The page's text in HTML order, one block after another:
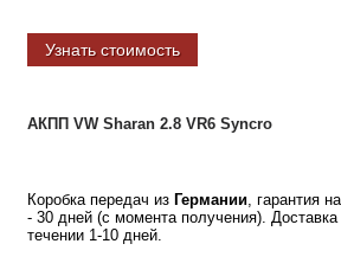
Узнать стоимость
АКПП VW Sharan 2.8 VR6 Syncro
Коробка передач из Германии, гарантия
- 30 дней (с момента получения). Доставка
течении 1-10 дней.